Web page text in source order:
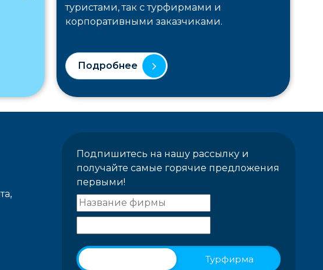
туристами, так с турфирмами и
корпоративными заказчиками.
Подробнее
Подпишитесь на нашу рассылку и
получайте самые горячие предложения
первыми!
Турфирма